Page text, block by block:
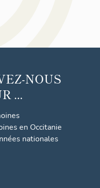
NOUS
...
en Occitanie
nationales